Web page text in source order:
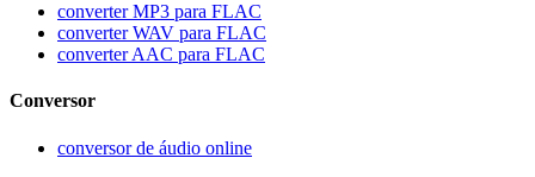
converter MP3 para FLAC
converter WAV para FLAC
converter AAC para FLAC
Conversor
conversor de áudio online